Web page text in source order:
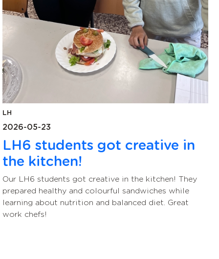
LH
2026-05-23
LH6 students got creative in
the kitchen!
Our LH6 students got creative in the kitchen! They
prepared healthy and colourful sandwiches while
learning about nutrition and balanced diet. Great
work chefs!